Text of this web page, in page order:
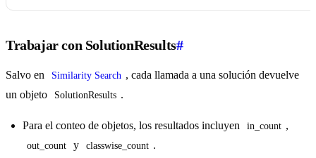
Trabajar con SolutionResults#
Salvo en Similarity Search , cada llamada a una solución devuelve
un objeto
SolutionResults .
Para el conteo de objetos, los resultados incluyen in_count ,
out_count y classwise_count .